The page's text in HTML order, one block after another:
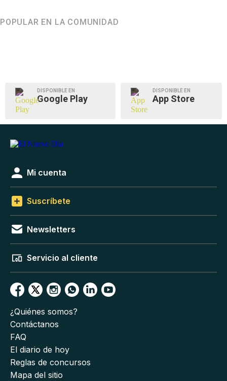
POPULAR EN LA COMUNIDAD
DISPONIBLE EN
Google Play
DISPONIBLE EN
App Store
Mi cuenta
Suscríbete
Newsletters
Servicio al cliente
¿Quiénes somos?
Contáctanos
FAQ
El diario de hoy
Reglas de concursos
Mapa del sitio